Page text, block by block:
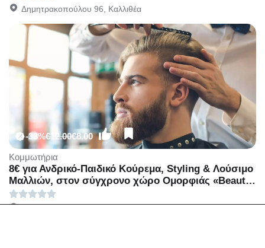
Δημητρακοπούλου 96, Καλλιθέα
-33%€12.00€8.00
Κομμωτήρια
8€ για Ανδρικό-Παιδικό Κούρεμα, Styling & Λούσιμο
Μαλλιών, στον σύγχρονο χώρο Ομορφιάς «Beauty
Club» στην Καλλιθέα.